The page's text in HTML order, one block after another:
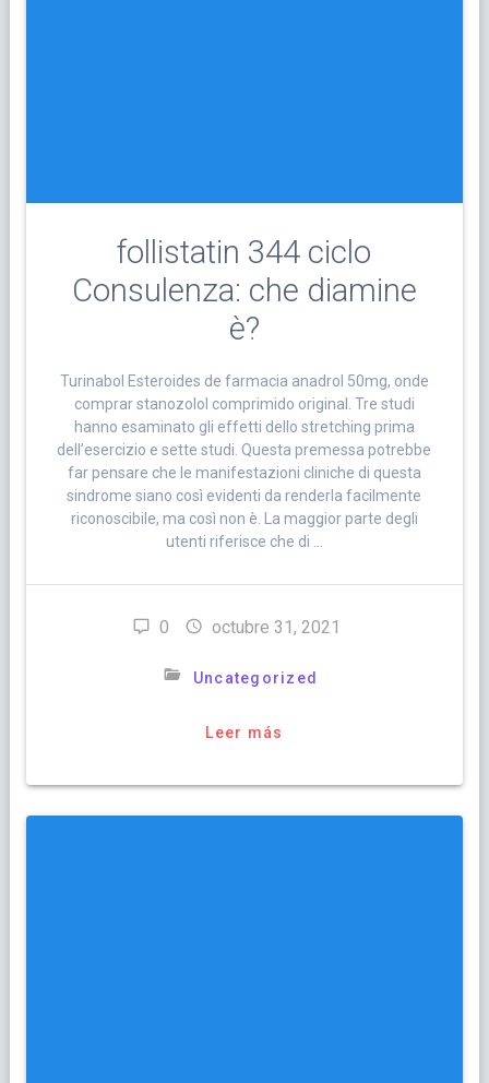
follistatin 344 ciclo
Consulenza: che diamine
è?
Turinabol Esteroides de farmacia anadrol 50mg, onde
comprar stanozolol comprimido original. Tre studi
hanno esaminato gli effetti dello stretching prima
dell’esercizio e sette studi. Questa premessa potrebbe
far pensare che le manifestazioni cliniche di questa
sindrome siano così evidenti da renderla facilmente
riconoscibile, ma così non è. La maggior parte degli
utenti riferisce che di …
0 octubre 31, 2021
Uncategorized
Leer más